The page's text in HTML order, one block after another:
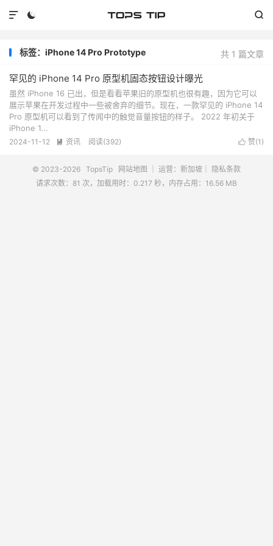
 

共 1 篇文章
标签：iPhone 14 Pro Prototype
罕见的 iPhone 14 Pro 原型机固态按钮设计曝光
虽然 iPhone 16 已出，但是看看苹果旧的原型机也很有趣，因为它可以
展示苹果在开发过程中一些被舍弃的细节。现在，一款罕见的 iPhone 14
Pro 原型机可以看到了传闻中的触觉音量按钮的样子。 2022 年初关于
iPhone 1...
 赞(1 )
2024-11-12  资讯 阅读(392)
© 2023-2026 TopsTip 网站地图 ｜ 运营：新加坡｜
隐私条款
请求次数：81 次，加载用时：0.217 秒，内存占用：16.56 MB